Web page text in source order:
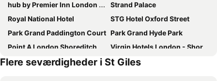
hub by Premier Inn London Shoreditch
Strand Palace
Royal National Hotel
STG Hotel Oxford Street
Park Grand Paddington Court Park Grand Hyde Park
Point A London Shoreditch
Virgin Hotels London - Shoreditch
Travelodge London Wembley
Grand Royale Hyde Park
Flere seværdigheder i St Giles